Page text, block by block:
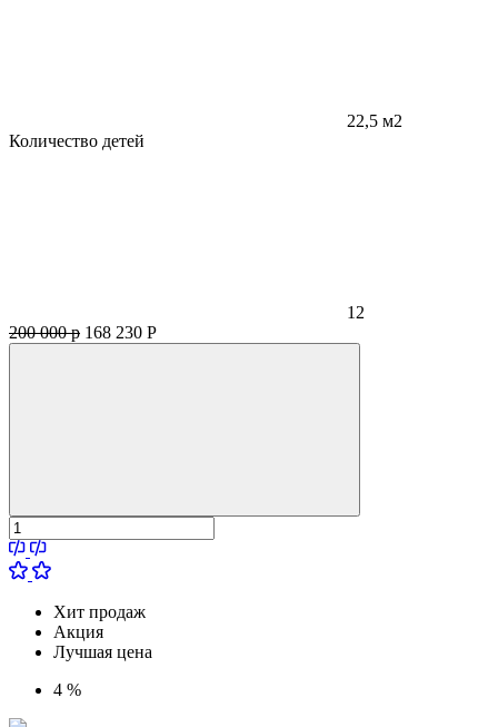
22,5 м2
Количество детей
12
200 000 р 168 230 Р
Хит продаж
Акция
Лучшая цена
4 %